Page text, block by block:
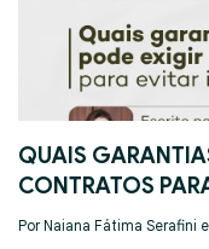
QUAIS
CONTRATOS
Por Naiana Fátima Serafini